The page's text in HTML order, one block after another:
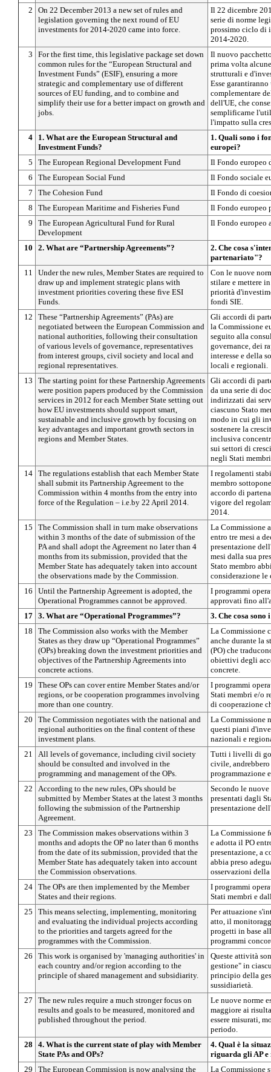
2
On 22 December 2013 a new set of rules and
legislation governing the next round of EU
investments for 2014-2020 came into force.
Il 22 dicembre
serie di norme
prossimo ciclo di
2014-2020.
3
For the first time, this legislative package set down
common rules for the “European Structural and
Investment Funds” (ESIF), ensuring a more
strategic and complementary use of different
sources of EU funding, and to combine and
simplify their use for a better impact on growth and
jobs.
Il nuovo
prima volta
strutturali e
Esse
complementare
dell'UE, che
semplificarne
l'impatto sulla
4
1. What are the European Structural and
Investment Funds?
1. Quali sono i
europei?
5
The European Regional Development Fund
Il Fondo europeo
6
The European Social Fund
Il Fondo sociale
7
The Cohesion Fund
Il Fondo di
8
The European Maritime and Fisheries Fund
Il Fondo europeo
9
The European Agricultural Fund for Rural
Development
Il Fondo europeo
10 2. What are “Partnership Agreements”?
2. Che cosa
partenariato"?
11
Under the new rules, Member States are required to
draw up and implement strategic plans with
investment priorities covering these five ESI
Funds.
Con le nuove
stilare e mettere
priorità
fondi SIE.
12
These “Partnership Agreements” (PAs) are
negotiated between the European Commission and
national authorities, following their consultation
of various levels of governance, representatives
from interest groups, civil society and local and
regional representatives.
Gli accordi di
la Commissione
seguito alla
governance, dei
interesse e della
locali e regionali.
13
The starting point for these Partnership Agreements
were position papers produced by the Commission
services in 2012 for each Member State setting out
how EU investments should support smart,
sustainable and inclusive growth by focusing on
key advantages and important growth sectors in
regions and Member States.
Gli accordi di
da una serie di
indirizzati dai
ciascuno Stato
modo in cui gli
sostenere la
inclusiva
sui settori di
negli Stati
14 The regulations establish that each Member State
shall submit its Partnership Agreement to the
Commission within 4 months from the entry into
force of the Regulation – i.e.by 22 April 2014.
I regolamenti
membro
accordo di
vigore del
2014.
15
The Commission shall in turn make observations
within 3 months of the date of submission of the
PA and shall adopt the Agreement no later than 4
months from its submission, provided that the
Member State has adequately taken into account
the observations made by the Commission.
La Commissione
entro tre mesi a
presentazione
mesi dalla sua
Stato membro
considerazione le
16
Until the Partnership Agreement is adopted, the
Operational Programmes cannot be approved.
I programmi
approvati fino
17 3. What are “Operational Programmes”?
3. Che cosa
18
The Commission also works with the Member
States as they draw up “Operational Programmes”
(OPs) breaking down the investment priorities and
objectives of the Partnership Agreements into
concrete actions.
La Commissione
anche durante la
(PO) che
obiettivi degli
concrete.
19
These OPs can cover entire Member States and/or
regions, or be cooperation programmes involving
more than one country.
I programmi
Stati membri e/o
di cooperazione
20
The Commission negotiates with the national and
regional authorities on the final content of these
investment plans.
La Commissione
questi piani
nazionali e
21
All levels of governance, including civil society
should be consulted and involved in the
programming and management of the OPs.
Tutti i livelli di
civile,
programmazione
22
According to the new rules, OPs should be
submitted by Member States at the latest 3 months
following the submission of the Partnership
Agreement.
Secondo le nuove
presentati dagli
presentazione
23
The Commission makes observations within 3
months and adopts the OP no later than 6 months
from the date of its submission, provided that the
Member State has adequately taken into account
the Commission observations.
La Commissione
e adotta il PO
presentazione, a
abbia preso
osservazioni
24 The OPs are then implemented by the Member
States and their regions.
I programmi
Stati membri e
25
This means selecting, implementing, monitoring
and evaluating the individual projects according
to the priorities and targets agreed for the
programmes with the Commission.
Per attuazione
atto, il
progetti in base
programmi
26
This work is organised by 'managing authorities' in
each country and/or region according to the
principle of shared management and subsidiarity.
Queste attività
gestione" in
principio della
sussidiarietà.
27
The new rules require a much stronger focus on
results and goals to be measured, monitored and
published throughout the period.
Le nuove norme
maggiore ai
essere misurati,
periodo.
28
4. What is the current state of play with Member
State PAs and OPs?
4. Qual è la
riguarda gli AP
29
The European Commission is now analysing the La Commissione